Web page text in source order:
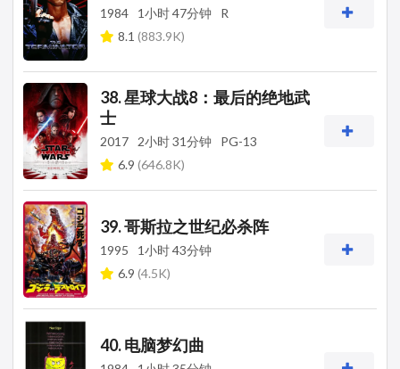
1984 1小时 47分钟
R
8.1 (883.9K)
38. 星球大战8：最后的绝地武
士
2017 2小时 31分钟
PG-13
6.9 (646.8K)
39. 哥斯拉之世纪必杀阵
1995
1小时 43分钟
6.9 (4.5K)
40. 电脑梦幻曲